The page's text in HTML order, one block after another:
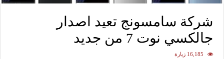
شركة سامسونج تعيد اصدار
جالكسي نوت 7 من جديد
16,185 زيارة